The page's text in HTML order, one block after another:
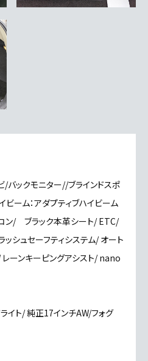
ックモニター//ブラインドスポ
ビーム：アダプティブハイビーム
コン/ ブラック本革シート/ ETC/
シュセーフティシステム/ オート
ーンキーピングアシスト/ nano
イト/ 純正17インチAW/フォグ